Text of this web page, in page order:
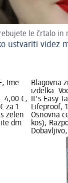
le črtalo in
ustvariti videz
Ime
4,00 €;
za 1
zelen
dm
Blagovna
izdelka:
It's Easy
Lifeproof,
Osnovna
kos);